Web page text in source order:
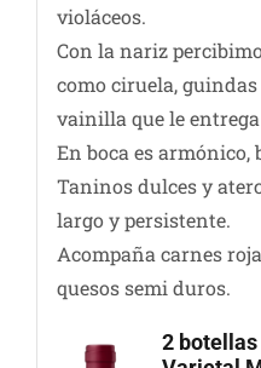
violáceos.
Con la nariz
como ciruela,
vainilla que le
En boca es
Taninos dulces y
largo y persistente.
Acompaña carnes
quesos semi duros.
2 botellas